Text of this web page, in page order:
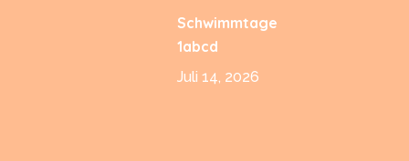
Schwimmtage
1abcd
Juli 14, 2026